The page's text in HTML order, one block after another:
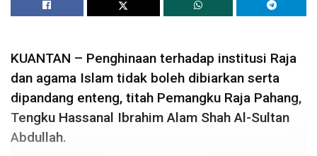
KUANTAN – Penghinaan terhadap institusi Raja
dan agama Islam tidak boleh dibiarkan serta
dipandang enteng, titah Pemangku Raja Pahang,
Tengku Hassanal Ibrahim Alam Shah Al-Sultan
Abdullah.